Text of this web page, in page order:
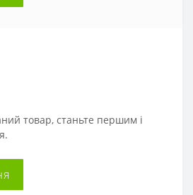
товар, станьте першим і